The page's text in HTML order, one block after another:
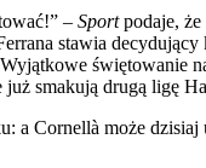
– Sportpodaje,
stawia
Wyjątkowe świętowanie
już smakują drugą ligę
a Cornellà może dzisiaj